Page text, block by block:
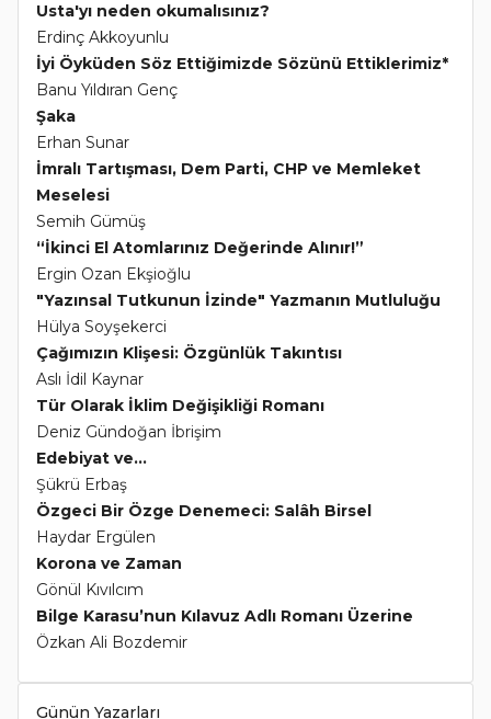
Usta'yı neden okumalısınız?
Erdinç Akkoyunlu
İyi Öyküden Söz Ettiğimizde Sözünü Ettiklerimiz*
Banu Yıldıran Genç
Şaka
Erhan Sunar
İmralı Tartışması, Dem Parti, CHP ve Memleket
Meselesi
Semih Gümüş
“İkinci El Atomlarınız Değerinde Alınır!”
Ergin Ozan Ekşioğlu
"Yazınsal Tutkunun İzinde" Yazmanın Mutluluğu
Hülya Soyşekerci
Çağımızın Klişesi: Özgünlük Takıntısı
Aslı İdil Kaynar
Tür Olarak İklim Değişikliği Romanı
Deniz Gündoğan İbrişim
Edebiyat ve...
Şükrü Erbaş
Özgeci Bir Özge Denemeci: Salâh Birsel
Haydar Ergülen
Korona ve Zaman
Gönül Kıvılcım
Bilge Karasu’nun Kılavuz Adlı Romanı Üzerine
Özkan Ali Bozdemir
Günün Yazarları